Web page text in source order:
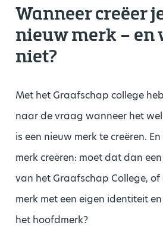
Wanneer creëer
nieuw merk – en
niet?
Met het Graafschap college
naar de vraag wanneer het
is een nieuw merk te creëren.
merk creëren: moet dat dan
van het Graafschap College,
merk met een eigen identiteit
het hoofdmerk?